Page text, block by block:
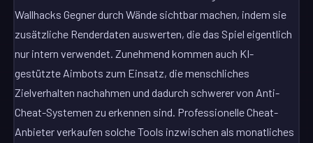
Wallhacks Gegner durch Wände sichtbar machen, indem sie
zusätzliche Renderdaten auswerten, die das Spiel eigentlich
nur intern verwendet. Zunehmend kommen auch KI-
gestützte Aimbots zum Einsatz, die menschliches
Zielverhalten nachahmen und dadurch schwerer von Anti-
Cheat-Systemen zu erkennen sind. Professionelle Cheat-
Anbieter verkaufen solche Tools inzwischen als monatliches